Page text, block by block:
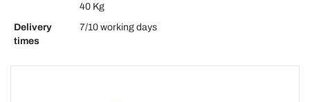
40 Kg
Delivery
times
7/10 working days